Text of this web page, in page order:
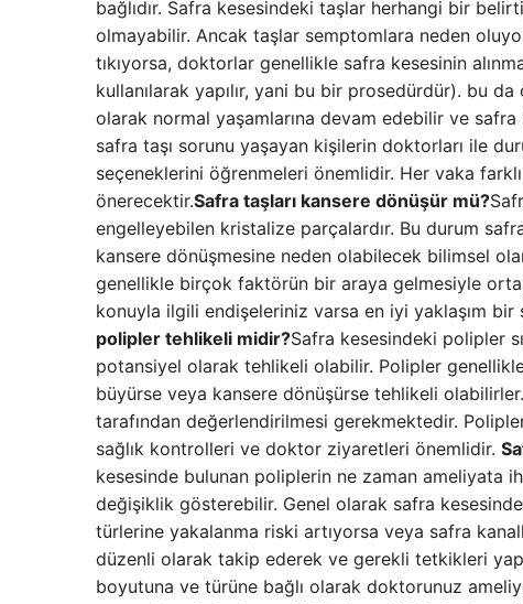
bağlıdır. Safra kesesindeki taşlar herhangi bir
olmayabilir. Ancak taşlar semptomlara neden
tıkıyorsa, doktorlar genellikle safra kesesinin
kullanılarak yapılır, yani bu bir prosedürdür). bu
olarak normal yaşamlarına devam edebilir ve
safra taşı sorunu yaşayan kişilerin doktorları ile
seçeneklerini öğrenmeleri önemlidir. Her vaka
önerecektir.Safra taşları kansere dönüşür mü?
engelleyebilen kristalize parçalardır. Bu durum
kansere dönüşmesine neden olabilecek bilimsel
genellikle birçok faktörün bir araya gelmesiyle
konuyla ilgili endişeleriniz varsa en iyi yaklaşım bir
polipler tehlikeli midir?Safra kesesindeki polipler
potansiyel olarak tehlikeli olabilir. Polipler
büyürse veya kansere dönüşürse tehlikeli
tarafından değerlendirilmesi gerekmektedir.
sağlık kontrolleri ve doktor ziyaretleri önemlidir.
kesesinde bulunan poliplerin ne zaman ameliyata
değişiklik gösterebilir. Genel olarak safra
türlerine yakalanma riski artıyorsa veya safra
düzenli olarak takip ederek ve gerekli tetkikleri
boyutuna ve türüne bağlı olarak doktorunuz